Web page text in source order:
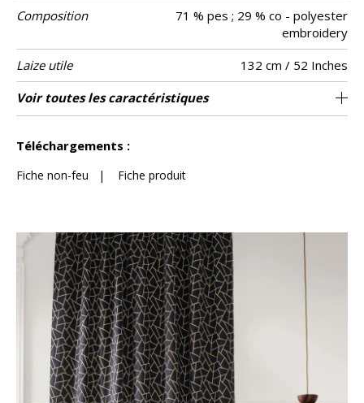
Composition
71 % pes ; 29 % co - polyester
embroidery
Laize utile
132 cm / 52 Inches
Rétrécissement
<2%
Raccord Raccord droit
Sens De large
Poids g/m² 350
Usage
Entretien
Pays d'origine Inde
Rapport
Horizontal
17 cm / 7 Inches
Rapport
Vertical
24 cm / 9 Inches
Voir toutes les caractéristiques
Téléchargements :
Fiche non-feu | Fiche produit